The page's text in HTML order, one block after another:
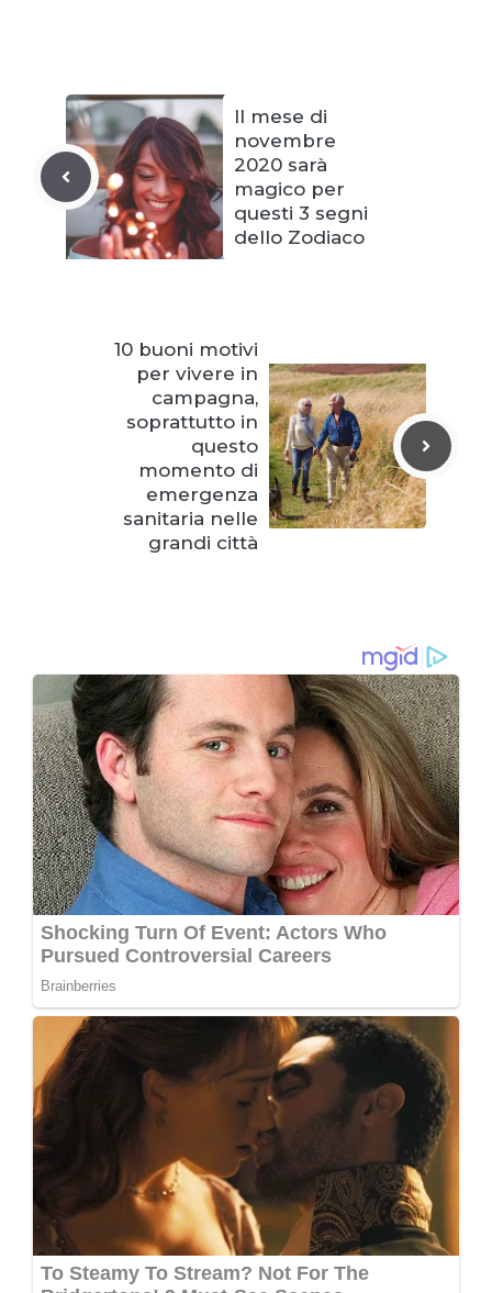
Il mese di
novembre
2020 sarà
magico per
questi 3 segni
dello Zodiaco
10 buoni motivi
per vivere in
campagna,
soprattutto in
questo
momento di
emergenza
sanitaria nelle
grandi città